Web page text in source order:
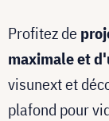
Profitez de
maximale et
visunext et
plafond pour